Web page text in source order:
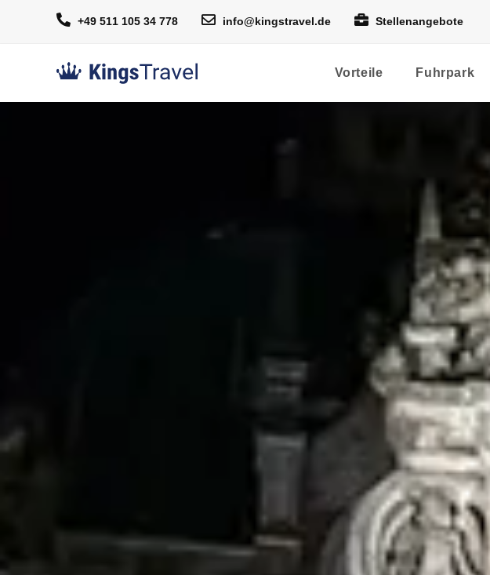
+49 511 105 34 778 info@kingstravel.de Stellenangebote
Vorteile Fuhrpark